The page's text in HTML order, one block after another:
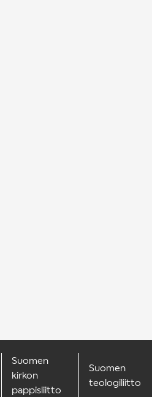
Suomen
kirkon
pappisliitto
Suomen
teologiliitto